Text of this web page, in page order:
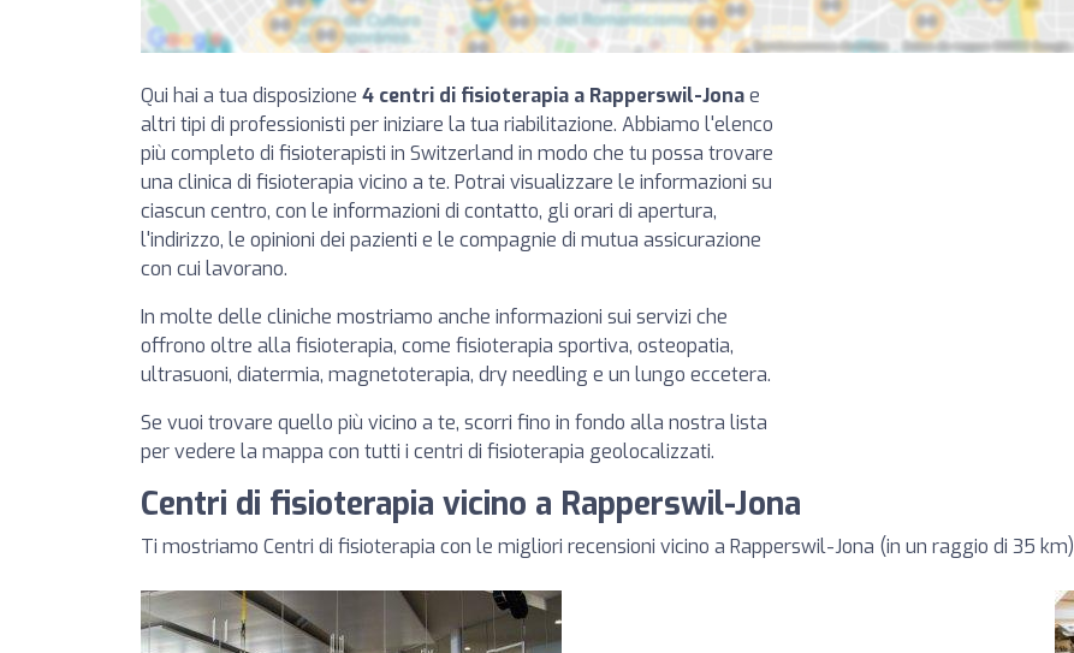
Qui hai a tua disposizione 4 centri di fisioterapia a Rapperswil-Jonae
altri tipi di professionisti per iniziare la tua riabilitazione. Abbiamo l'elenco
più completo di fisioterapisti in Switzerland in modo che tu possa trovare
una clinica di fisioterapia vicino a te. Potrai visualizzare le informazioni su
ciascun centro, con le informazioni di contatto, gli orari di apertura,
l'indirizzo, le opinioni dei pazienti e le compagnie di mutua assicurazione
con cui lavorano.
In molte delle cliniche mostriamo anche informazioni sui servizi che
offrono oltre alla fisioterapia, come fisioterapia sportiva, osteopatia,
ultrasuoni, diatermia, magnetoterapia, dry needling e un lungo eccetera.
Se vuoi trovare quello più vicino a te, scorri fino in fondo alla nostra lista
per vedere la mappa con tutti i centri di fisioterapia geolocalizzati.
Centri di fisioterapia vicino a Rapperswil-Jona
Ti mostriamo Centri di fisioterapia con le migliori recensioni vicino a Rapperswil-Jona (in un raggio di 35 km)